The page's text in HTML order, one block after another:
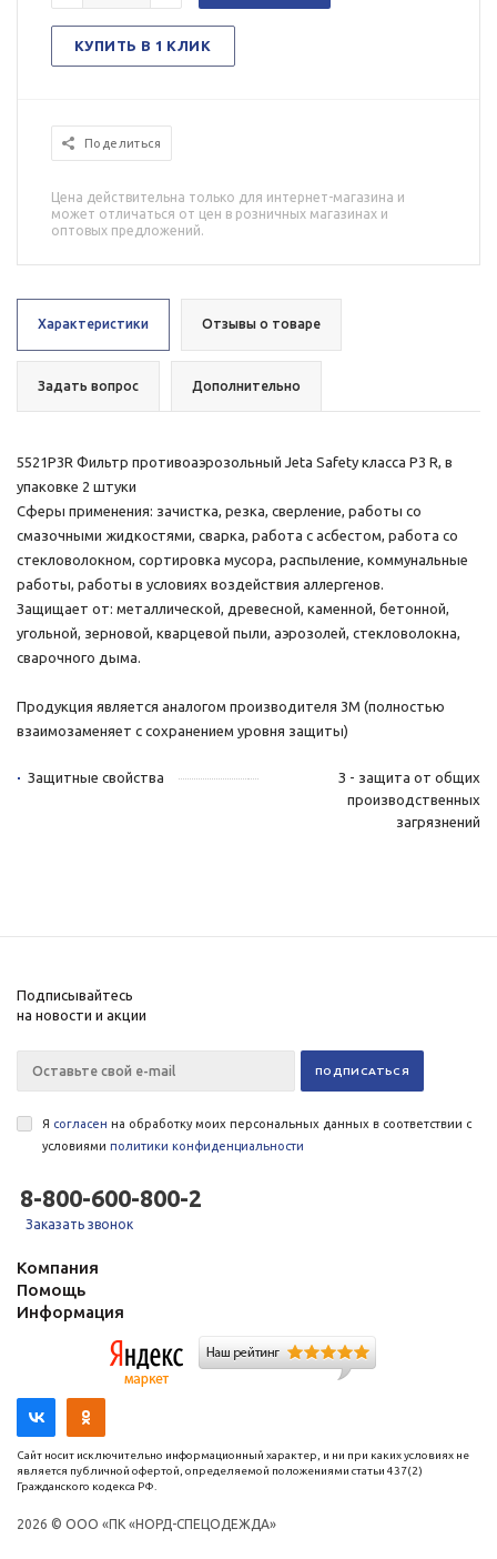
КУПИТЬ В 1 КЛИК
Поделиться
Цена действительна только для интернет-магазина и
может отличаться от цен в розничных магазинах и
оптовых предложений.
Характеристики Отзывы о товаре
Задать вопрос Дополнительно
5521P3R Фильтр противоаэрозольный Jeta Safety класса P3 R, в
упаковке 2 штуки
Сферы применения: зачистка, резка, сверление, работы со
смазочными жидкостями, сварка, работа с асбестом, работа со
стекловолокном, сортировка мусора, распыление, коммунальные
работы, работы в условиях воздействия аллергенов.
Защищает от: металлической, древесной, каменной, бетонной,
угольной, зерновой, кварцевой пыли, аэрозолей, стекловолокна,
сварочного дыма.
Продукция является аналогом производителя 3М (полностью
взаимозаменяет с сохранением уровня защиты)
Защитные свойства
З - защита от общих
производственных
загрязнений
Подписывайтесь
на новости и акции
Я согласен на обработку моих персональных данных в соответствии с
условиями политики конфиденциальности
8-800-600-800-2
Заказать звонок
Компания
Помощь
Информация
Сайт носит исключительно информационный характер, и ни при каких условиях не
является публичной офертой, определяемой положениями статьи 437(2)
Гражданского кодекса РФ.
2026 © ООО «ПК «НОРД-СПЕЦОДЕЖДА»